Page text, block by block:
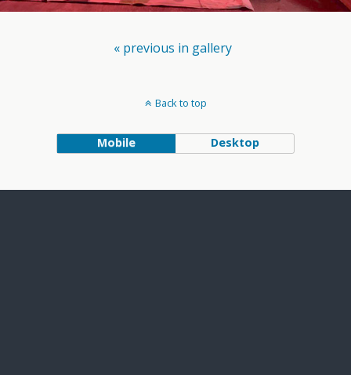
« previous in gallery
Back to top
Mobile Desktop